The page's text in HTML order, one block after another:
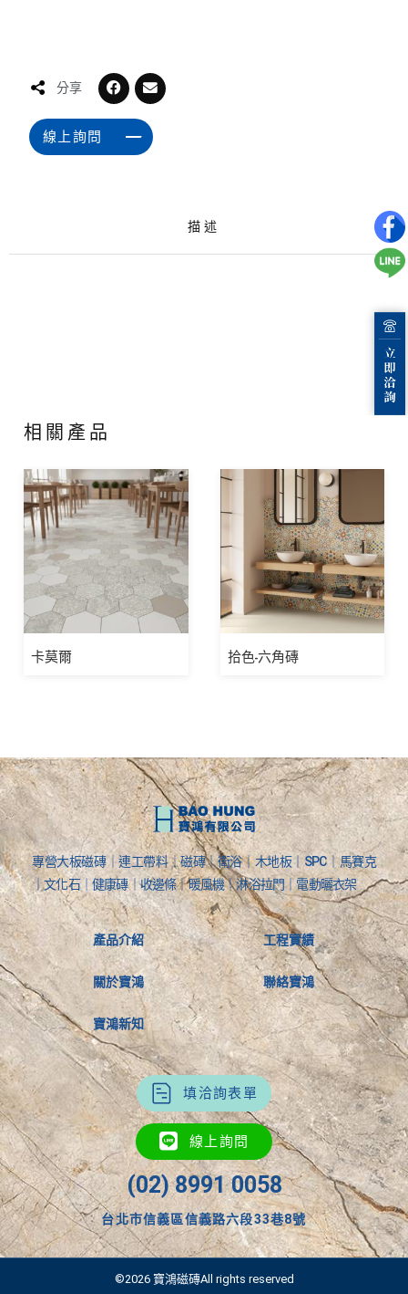
分享
線上詢問
描述
相關產品
卡莫爾 拾色-六角磚
專營大板磁磚｜連工帶料｜磁磚｜衛浴｜木地板｜SPC｜馬賽克
｜文化石｜健康磚｜收邊條｜暖風機｜淋浴拉門｜電動曬衣架
產品介紹
關於寶鴻
寶鴻新知
工程實績
聯絡寶鴻
填洽詢表單
線上詢問
(02) 8991 0058
台北市信義區信義路六段33巷8號
©2026 寶鴻磁磚All rights reserved